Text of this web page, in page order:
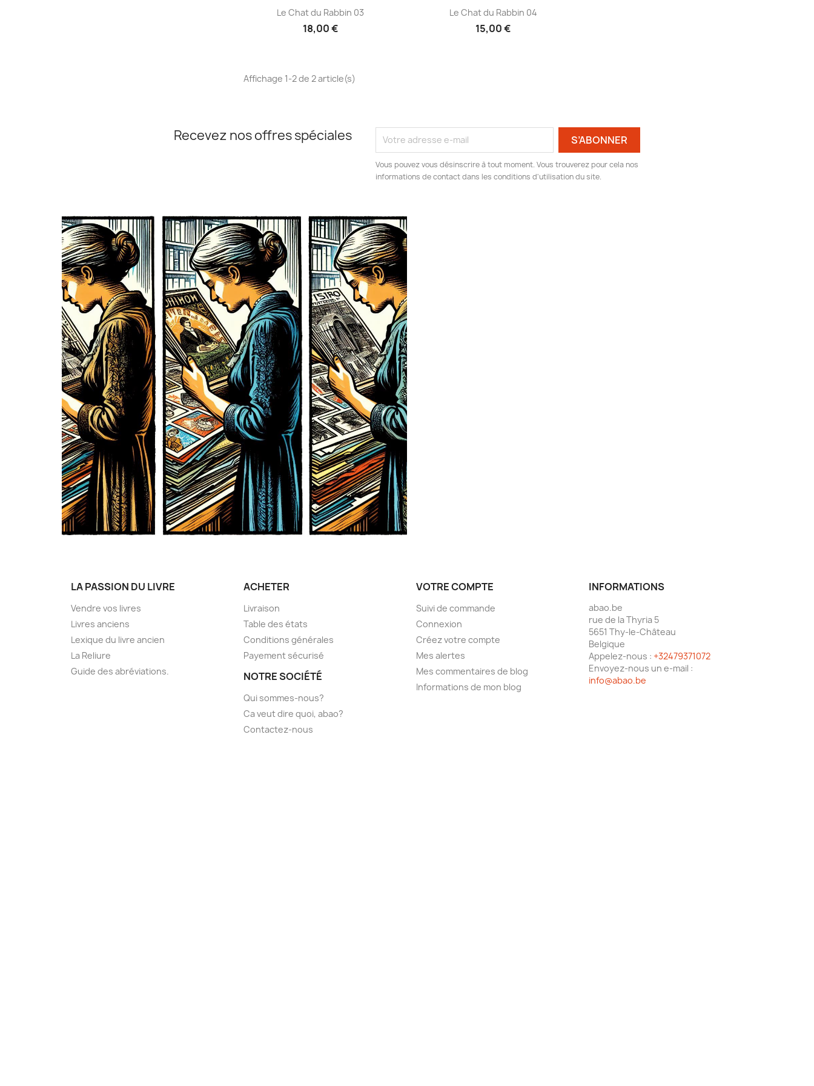
Aperçu rapide
Le Chat du Rabbin 03
18,00 €
Aperçu rapide
Le Chat du Rabbin 04
15,00 €
Affichage 1-2 de 2 article(s)
Recevez nos offres spéciales
Vous pouvez vous désinscrire à tout moment. Vous trouverez pour cela nos
informations de contact dans les conditions d'utilisation du site.
LA PASSION DU LIVRE
Vendre vos livres
Livres anciens
Lexique du livre ancien
La Reliure
Guide des abréviations.
ACHETER
Livraison
Table des états
Conditions générales
Payement sécurisé
NOTRE SOCIÉTÉ
Qui sommes-nous?
Ca veut dire quoi, abao?
Contactez-nous
VOTRE COMPTE
Suivi de commande
Connexion
Créez votre compte
Mes alertes
Mes commentaires de blog
Informations de mon blog
INFORMATIONS
abao.be
rue de la Thyria 5
5651 Thy-le-Château
Belgique
Appelez-nous : +32479371072
Envoyez-nous un e-mail :
info@abao.be